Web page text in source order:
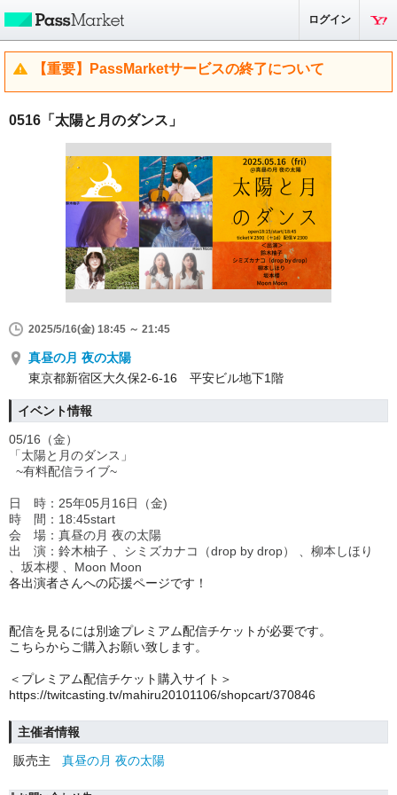
ログイン
【重要】PassMarketサービスの終了について
0516「太陽と月のダンス」
2025/5/16(金) 18:45 ～ 21:45
真昼の月 夜の太陽
東京都新宿区大久保2-6-16 平安ビル地下1階
イベント情報
05/16（金）
「太陽と月のダンス」
~有料配信ライブ~
日 時：25年05月16日（金)
時 間：18:45start
会 場：真昼の月 夜の太陽
出 演：鈴木柚子 、シミズカナコ（drop by drop） 、柳本しほり
、坂本櫻 、Moon Moon
各出演者さんへの応援ページです！
配信を見るには別途プレミアム配信チケットが必要です。
こちらからご購入お願い致します。
＜プレミアム配信チケット購入サイト＞
https://twitcasting.tv/mahiru20101106/shopcart/370846
主催者情報
販売主
真昼の月 夜の太陽